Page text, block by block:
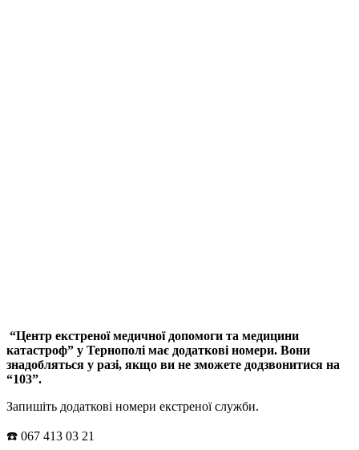
“Центр екстреної медичної допомоги та медицини
катастроф” у Тернополі має додаткові номери. Вони
знадобляться у разі, якщо ви не зможете додзвонитися на
“103”.
Запишіть додаткові номери екстреної служби.
☎️ 067 413 03 21